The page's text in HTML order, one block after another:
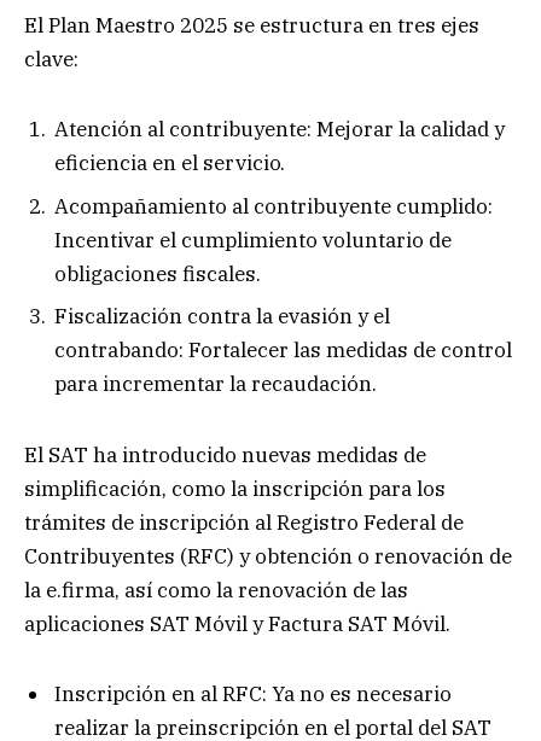
El Plan Maestro 2025 se estructura en tres ejes
clave:
Atención al contribuyente: Mejorar la calidad y
eficiencia en el servicio.
Acompañamiento al contribuyente cumplido:
Incentivar el cumplimiento voluntario de
obligaciones fiscales.
Fiscalización contra la evasión y el
contrabando: Fortalecer las medidas de control
para incrementar la recaudación.
El SAT ha introducido nuevas medidas de
simplificación, como la inscripción para los
trámites de inscripción al Registro Federal de
Contribuyentes (RFC) y obtención o renovación de
la e.firma, así como la renovación de las
aplicaciones SAT Móvil y Factura SAT Móvil.
Inscripción en al RFC: Ya no es necesario
realizar la preinscripción en el portal del SAT